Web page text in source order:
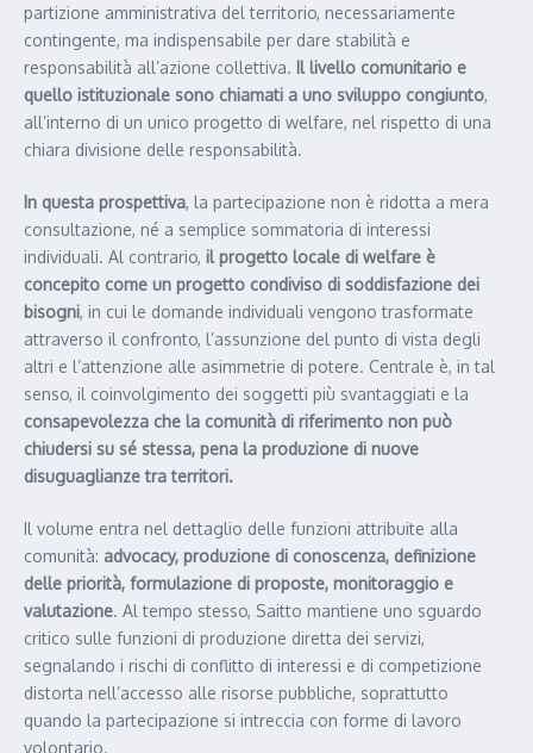
partizione amministrativa del territorio, necessariamente
contingente, ma indispensabile per dare stabilità e
responsabilità all’azione collettiva. Il livello comunitario e
quello istituzionale sono chiamati a uno sviluppo congiunto,
all’interno di un unico progetto di welfare, nel rispetto di una
chiara divisione delle responsabilità.
In questa prospettiva, la partecipazione non è ridotta a mera
consultazione, né a semplice sommatoria di interessi
individuali. Al contrario, il progetto locale di welfare è
concepito come un progetto condiviso di soddisfazione dei
bisogni, in cui le domande individuali vengono trasformate
attraverso il confronto, l’assunzione del punto di vista degli
altri e l’attenzione alle asimmetrie di potere. Centrale è, in tal
senso, il coinvolgimento dei soggetti più svantaggiati e la
consapevolezza che la comunità di riferimento non può
chiudersi su sé stessa, pena la produzione di nuove
disuguaglianze tra territori.
Il volume entra nel dettaglio delle funzioni attribuite alla
comunità: advocacy, produzione di conoscenza, definizione
delle priorità, formulazione di proposte, monitoraggio e
valutazione. Al tempo stesso, Saitto mantiene uno sguardo
critico sulle funzioni di produzione diretta dei servizi,
segnalando i rischi di conflitto di interessi e di competizione
distorta nell’accesso alle risorse pubbliche, soprattutto
quando la partecipazione si intreccia con forme di lavoro
volontario.